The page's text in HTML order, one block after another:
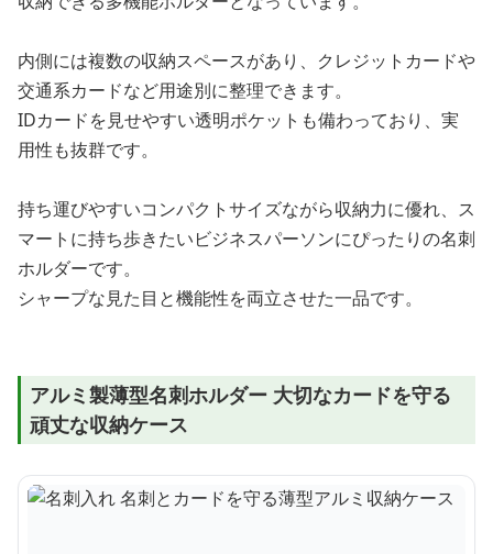
内側には複数の収納スペースがあり、クレジットカードや
交通系カードなど用途別に整理できます。
IDカードを見せやすい透明ポケットも備わっており、実
用性も抜群です。
持ち運びやすいコンパクトサイズながら収納力に優れ、ス
マートに持ち歩きたいビジネスパーソンにぴったりの名刺
ホルダーです。
シャープな見た目と機能性を両立させた一品です。
アルミ製薄型名刺ホルダー 大切なカードを守る
頑丈な収納ケース